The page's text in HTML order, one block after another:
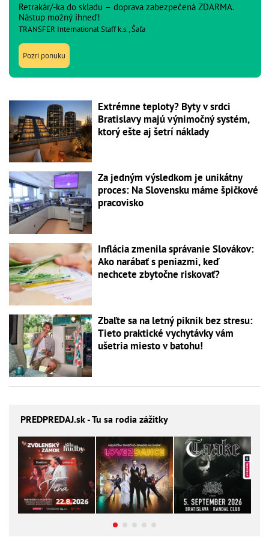
Retrakár/-ka do skladu – doprava zabezpečená ZDARMA.
Nástup možný ihneď!
TRANSFER International Staff k.s., Šaľa
Pozri ponuku
Extrémne teploty? Byty v srdci
Bratislavy majú výnimočný systém,
ktorý ešte aj šetrí náklady
Za jedným výsledkom je unikátny
proces: Na Slovensku máme špičkové
pracovisko
Inflácia zmenila správanie Slovákov:
Ako narábať s peniazmi, keď
nechcete zbytočne riskovať?
Zbaľte sa na letný piknik bez stresu:
Tieto praktické vychytávky vám
ušetria miesto v batohu!
PREDPREDAJ.sk - Tu sa rodia zážitky